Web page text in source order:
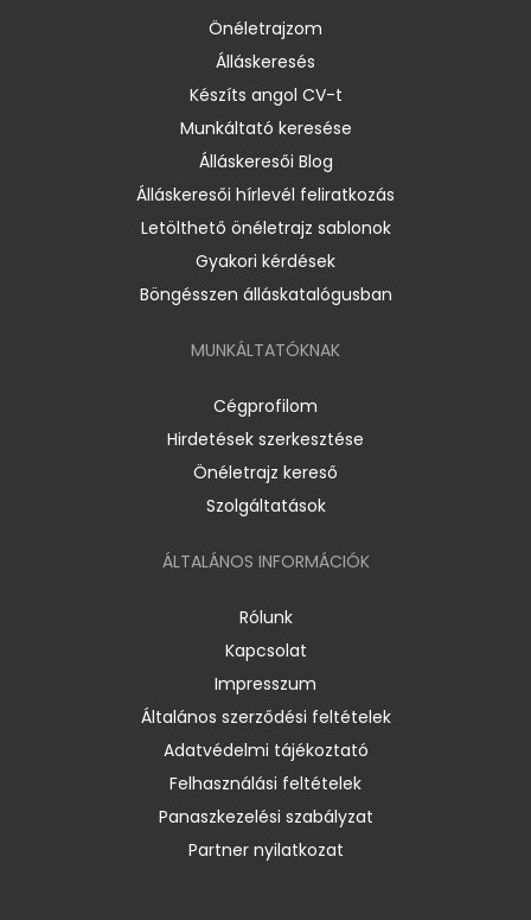
Önéletrajzom
Álláskeresés
Készíts angol CV-t
Munkáltató keresése
Álláskeresői Blog
Álláskeresői hírlevél feliratkozás
Letölthető önéletrajz sablonok
Gyakori kérdések
Böngésszen álláskatalógusban
MUNKÁLTATÓKNAK
Cégprofilom
Hirdetések szerkesztése
Önéletrajz kereső
Szolgáltatások
ÁLTALÁNOS INFORMÁCIÓK
Rólunk
Kapcsolat
Impresszum
Általános szerződési feltételek
Adatvédelmi tájékoztató
Felhasználási feltételek
Panaszkezelési szabályzat
Partner nyilatkozat